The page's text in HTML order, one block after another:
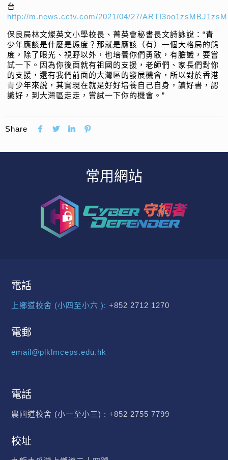
台
http://m.news.cctv.com/2021/04/27/
保良局林文燦英文小學校長、菁英會秘書長文詩詠說：“青
少年應該是什麼是態度？那就是應該（有）一個大格局的態
度，除了眼光、視野以外，也培養你們勇敢，有膽識，要嘗
試一下。因為你後面就有祖國的支援，老師們、家長們對你
的支援，還有我們前面的大灣區的發展機會，所以對於香港
青少年來說，其實現在就是好好培養自己自身，讀好書，認
識好，到大灣區走走，嘗試一下你的機會。”
Share
常用網站
電話
上鄉道校舍 (小四至小六 ): +852 2712 1270
電郵
email@plklmceps.edu.hk
電話
農圃道校舍 (小一至小三) : +852 2755 7799
校址